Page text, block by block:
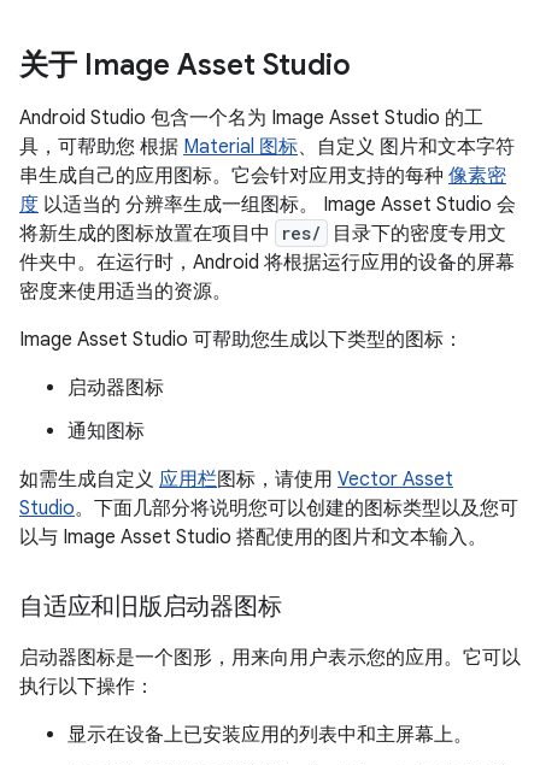
关于 Image Asset Studio
Android Studio 包含一个名为 Image Asset Studio 的工
具，可帮助您 根据 Material 图标、自定义 图片和文本字符
串生成自己的应用图标。它会针对应用支持的每种 像素密
度 以适当的 分辨率生成一组图标。 Image Asset Studio 会
将新生成的图标放置在项目中
res/
目录下的密度专用文
件夹中。在运行时，Android 将根据运行应用的设备的屏幕
密度来使用适当的资源。
Image Asset Studio 可帮助您生成以下类型的图标：
启动器图标
通知图标
如需生成自定义 应用栏图标，请使用 Vector Asset
Studio。下面几部分将说明您可以创建的图标类型以及您可
以与 Image Asset Studio 搭配使用的图片和文本输入。
自适应和旧版启动器图标
启动器图标是一个图形，用来向用户表示您的应用。它可以
执行以下操作：
显示在设备上已安装应用的列表中和主屏幕上。